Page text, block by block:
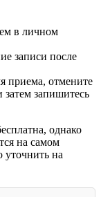
в личном
записи после
приема, отмените
запишитесь
однако
на самом
уточнить на